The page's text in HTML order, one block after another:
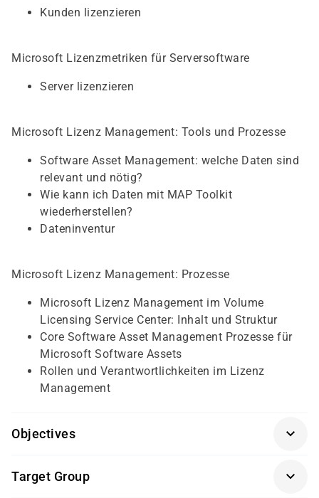
Kunden lizenzieren
Microsoft Lizenzmetriken für Serversoftware
Server lizenzieren
Microsoft Lizenz Management: Tools und Prozesse
Software Asset Management: welche Daten sind
relevant und nötig?
Wie kann ich Daten mit MAP Toolkit
wiederherstellen?
Dateninventur
Microsoft Lizenz Management: Prozesse
Microsoft Lizenz Management im Volume
Licensing Service Center: Inhalt und Struktur
Core Software Asset Management Prozesse für
Microsoft Software Assets
Rollen und Verantwortlichkeiten im Lizenz
Management
Objectives
folgende Vorkenntnisse mitbringen:
Target Group